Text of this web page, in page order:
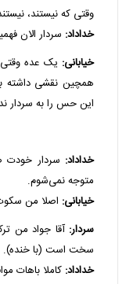
وقتی که نیستند،
خداداد: سردار الان
خیابانی: یک عده وقتی
همچین نقشی داشته
این حس را به سردار
خداداد: سردار خودت
متوجه نمی‌شوم.
خیابانی: اصلا من
سردار: آقا جواد من
سخت است (با خنده).
خداداد: کاملا باهات